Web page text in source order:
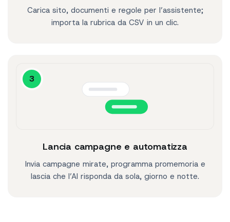
Carica sito, documenti e regole per l’assistente;
importa la rubrica da CSV in un clic.
3
Lancia campagne e automatizza
Invia campagne mirate, programma promemoria e
lascia che l’AI risponda da sola, giorno e notte.